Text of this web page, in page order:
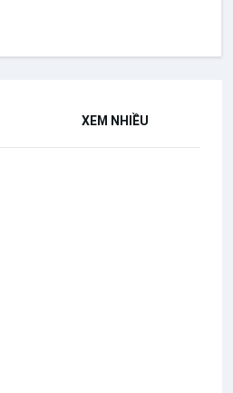
XEM NHIỀU